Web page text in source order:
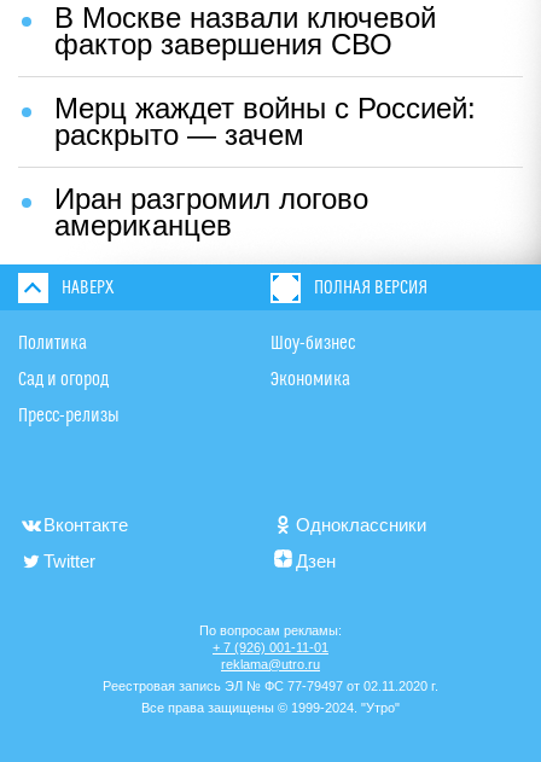
В Москве назвали ключевой
фактор завершения СВО
Мерц жаждет войны с Россией:
раскрыто — зачем
Иран разгромил логово
американцев
НАВЕРХ ПОЛНАЯ ВЕРСИЯ
Политика
Сад и огород
Пресс-релизы
Шоу-бизнес
Экономика
Вконтакте
Одноклассники
Twitter
Дзен
По вопросам рекламы:
+ 7 (926) 001-11-01
reklama@utro.ru
Реестровая запись ЭЛ № ФС 77-79497 от 02.11.2020 г.
Все права защищены © 1999-2024. "Утро"